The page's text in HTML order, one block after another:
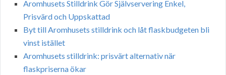
Aromhusets Stilldrink Gör Självservering Enkel,
Prisvärd och Uppskattad
Byt till Aromhusets stilldrink och låt flaskbudgeten bli
vinst istället
Aromhusets stilldrink: prisvärt alternativ när
flaskpriserna ökar